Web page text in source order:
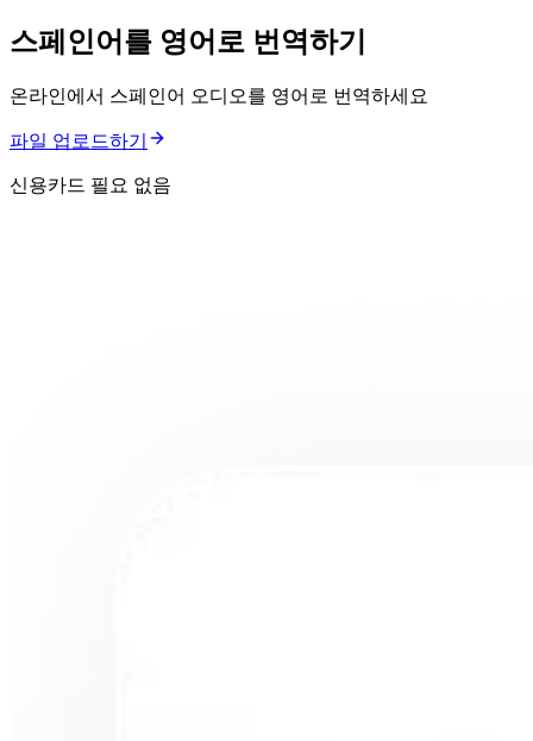
스페인어를 영어로 번역하기
온라인에서 스페인어 오디오를 영어로 번역하세요
파일 업로드하기
신용카드 필요 없음